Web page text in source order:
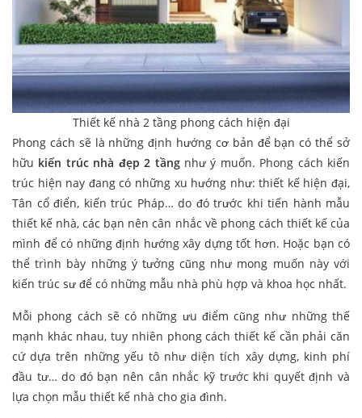
Thiết kế nhà 2 tầng phong cách hiện đại
Phong cách sẽ là những định hướng cơ bản để bạn có thể sở
hữu kiến trúc nhà đẹp 2 tầngnhư ý muốn. Phong cách kiến
trúc hiện nay đang có những xu hướng như: thiết kế hiện đại,
Tân cổ điển, kiến trúc Pháp… do đó trước khi tiến hành mẫu
thiết kế nhà, các bạn nên cân nhắc về phong cách thiết kế của
mình để có những định hướng xây dựng tốt hơn. Hoặc bạn có
thể trình bày những ý tưởng cũng như mong muốn này với
kiến trúc sư để có những mẫu nhà phù hợp và khoa học nhất.
Mỗi phong cách sẽ có những ưu điểm cũng như những thế
mạnh khác nhau, tuy nhiên phong cách thiết kế cần phải căn
cứ dựa trên những yếu tô như diện tích xây dựng, kinh phí
đầu tư… do đó bạn nên cân nhắc kỹ trước khi quyết định và
lựa chọn mẫu thiết kế nhà cho gia đình.